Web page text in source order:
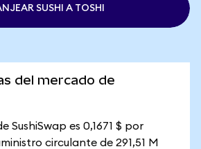
SUSHI A TOSHI
del mercado de
SushiSwap es 0,1671 $ por
circulante de 291,51 M